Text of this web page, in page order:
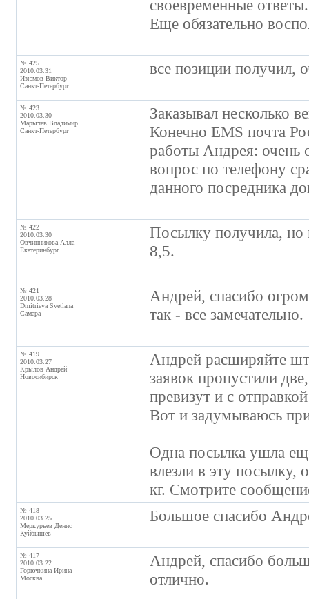
своевременные
Еще обязательно
№ 425
2010.03.31
Изюмов Виктор
Санкт-Петербург
все позиции получил,
№ 423
2010.03.30
Марычев Владимир
Санкт-Петербург
Заказывал несколько
Конечно EMS почта
работы Андрея: очень
вопрос по телефону
данного посредника
№ 422
2010.03.30
Овчинникова Алла
Екатеринбург
Посылку получила, но
8,5.
№ 421
2010.03.28
Dmitrieva Svetlana
Самара
Андрей, спасибо
так - все замечательно.
№ 419
2010.03.27
Крылов Андрей
Новосибирск
Андрей расширяйте
заявок пропустили
превизут и с
Вот и задумываюсь
Одна посылка ушла
влезли в эту посылку,
кг. Смотрите
№ 418
2010.03.25
Меркурьев Денис
Куйбышев
Большое спасибо
№ 417
2010.03.22
Горючкина Ирина
Москва
Андрей, спасибо
отлично.